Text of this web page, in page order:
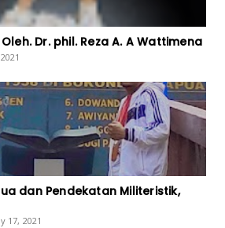
Dr. phil. Reza A. A Wattimena
dan Pendekatan Militeristik,
17, 2021